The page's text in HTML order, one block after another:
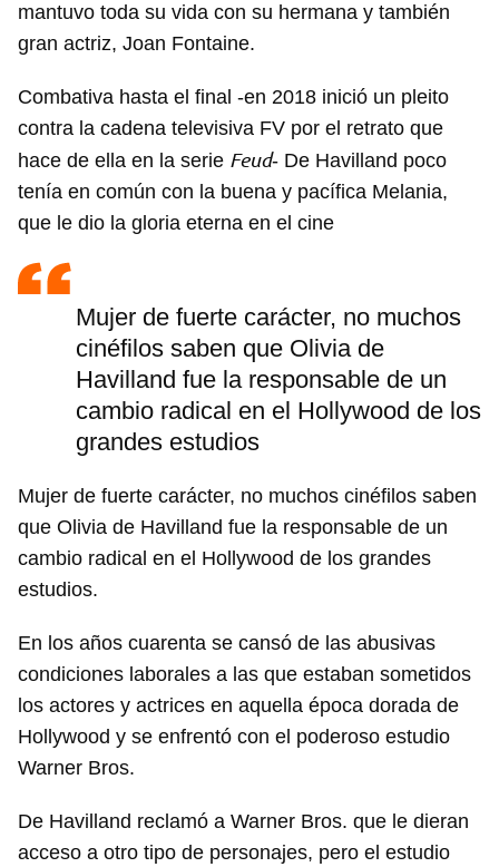
mantuvo toda su vida con su hermana y también
gran actriz, Joan Fontaine.
Combativa hasta el final -en 2018 inició un pleito
contra la cadena televisiva FV por el retrato que
hace de ella en la serie Feud- De Havilland poco
tenía en común con la buena y pacífica Melania,
que le dio la gloria eterna en el cine
Mujer de fuerte carácter, no muchos
cinéfilos saben que Olivia de
Havilland fue la responsable de un
cambio radical en el Hollywood de los
grandes estudios
Mujer de fuerte carácter, no muchos cinéfilos saben
que Olivia de Havilland fue la responsable de un
cambio radical en el Hollywood de los grandes
estudios.
En los años cuarenta se cansó de las abusivas
condiciones laborales a las que estaban sometidos
los actores y actrices en aquella época dorada de
Hollywood y se enfrentó con el poderoso estudio
Warner Bros.
De Havilland reclamó a Warner Bros. que le dieran
acceso a otro tipo de personajes, pero el estudio